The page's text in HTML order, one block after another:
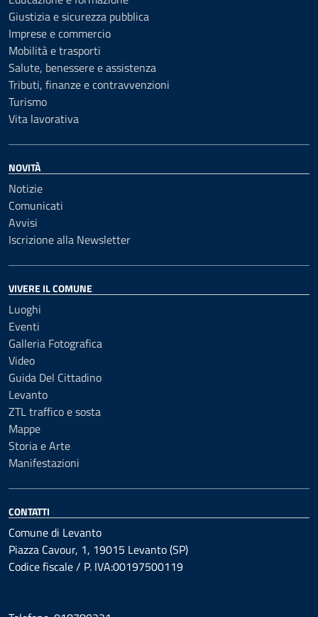
Giustizia e sicurezza pubblica
Imprese e commercio
Mobilità e trasporti
Salute, benessere e assistenza
Tributi, finanze e contravvenzioni
Turismo
Vita lavorativa
NOVITÀ
Notizie
Comunicati
Avvisi
Iscrizione alla Newsletter
VIVERE IL COMUNE
Luoghi
Eventi
Galleria Fotografica
Video
Guida Del Cittadino
Levanto
ZTL traffico e sosta
Mappe
Storia e Arte
Manifestazioni
CONTATTI
Comune di Levanto
Piazza Cavour, 1, 19015 Levanto (SP)
Codice fiscale / P. IVA:00197500119